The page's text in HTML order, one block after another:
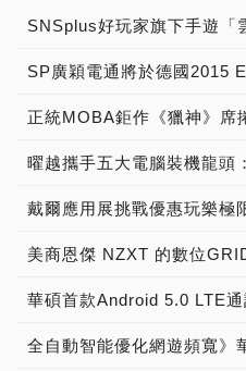
戴爾應用展挑戰優惠玩樂極
美商恩傑 NZXT 的數位